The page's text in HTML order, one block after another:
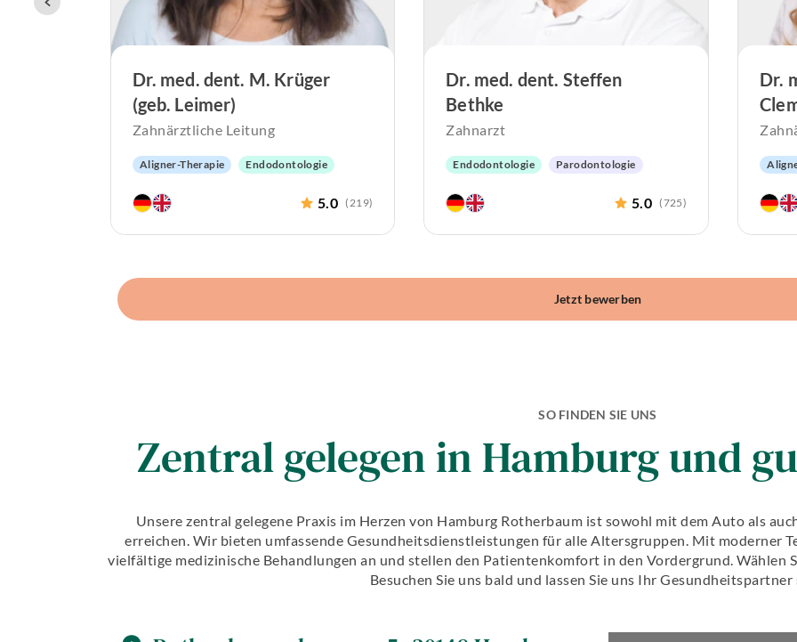
Dr. med. dent. M. Krüger
(geb. Leimer)
Zahnärztliche Leitung
Aligner-Therapie
Endodontologie
Alterszahnheilkunde
5.0 (219)
Dr. med. dent. Steffen
Bethke
Zahnarzt
Endodontologie
Parodontologie
Implantologie
5.0 (725)
Dr.
Jetzt bewerben
SO FINDEN SIE UNS
Zentral gelegen in Hamburg und
Unsere zentral gelegene Praxis im Herzen von Hamburg Rotherbaum ist sowohl mit dem Auto als
erreichen. Wir bieten umfassende Gesundheitsdienstleistungen für alle Altersgruppen. Mit moderner
vielfältige medizinische Behandlungen an und stellen den Patientenkomfort in den Vordergrund. Wählen
Besuchen Sie uns bald und lassen Sie uns Ihr Gesundheitspartner